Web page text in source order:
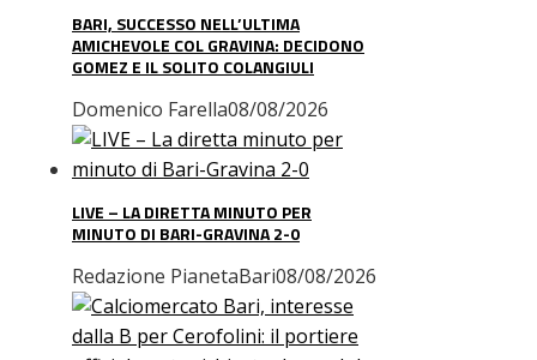
BARI, SUCCESSO NELL’ULTIMA
AMICHEVOLE COL GRAVINA: DECIDONO
GOMEZ E IL SOLITO COLANGIULI
Domenico Farella08/08/2026
LIVE – LA DIRETTA MINUTO PER
MINUTO DI BARI-GRAVINA 2-0
Redazione PianetaBari08/08/2026